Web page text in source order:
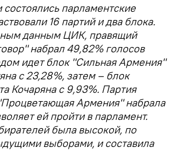
парламентские
16 партий и два блока.
данным ЦИК, правящий
набрал 49,82% голосов
идет блок "Сильная Армения"
с 23,28%, затем – блок
Кочаряна с 9,93%. Партия
Армения" набрала
ей пройти в парламент.
была высокой, по
выборами, и составила